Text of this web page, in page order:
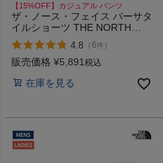
キャンプ・フェス
旅行
ビジネス
【15%OFF】カジュアル パンツ
ザ・ノース・フェイス バーサタ
イルショーツ THE NORTH
FACE Versatile Short
4.8 （ 6件 ）
販売価格 ¥5,891税込
在庫を見る